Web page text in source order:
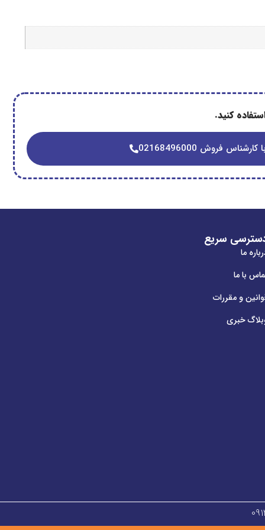
کنید.
فروش 02168496000
سریع
ما
با ما
و مقررات
خبری